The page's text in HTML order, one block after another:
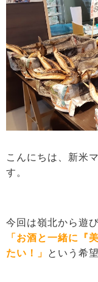
こんにちは、新米
す。
今回は嶺北から遊
「お酒と一緒に『
たい！」
という希